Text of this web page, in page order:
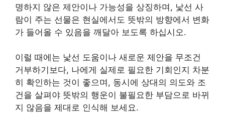
명하지 않은 제안이나 가능성을 상징하며, 낯선 사
람이 주는 선물은 현실에서도 뜻밖의 방향에서 변화
가 들어올 수 있음을 깨달아 보도록 하십시오.
이럴 때에는 낯선 도움이나 새로운 제안을 무조건
거부하기보다, 나에게 실제로 필요한 기회인지 차분
히 확인하는 것이 좋으며, 동시에 상대의 의도와 조
건을 살펴야 뜻밖의 행운이 불필요한 부담으로 바뀌
지 않음을 제대로 인식해 보세요.